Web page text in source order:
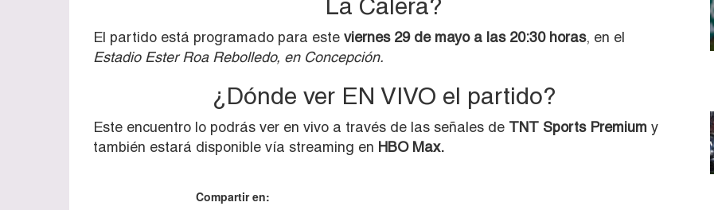
La Calera?
El partido está programado para este viernes 29 de mayo a las 20:30 horas, en el
Estadio Ester Roa Rebolledo, en Concepción.
¿Dónde ver EN VIVO el partido?
Este encuentro lo podrás ver en vivo a través de las señales de TNT Sports Premium y
también estará disponible vía streaming en HBO Max.
Compartir en: